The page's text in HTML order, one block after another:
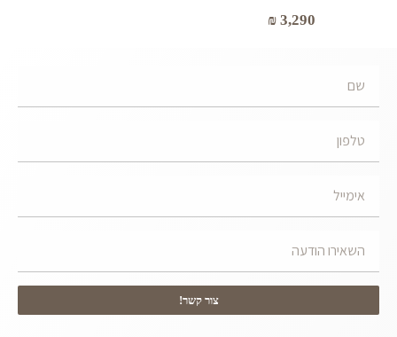
₪ 3,290
צור קשר!